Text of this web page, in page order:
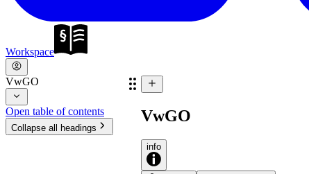
Workspace
VwGO
Open table of contents
Collapse all headings
VwGO
info